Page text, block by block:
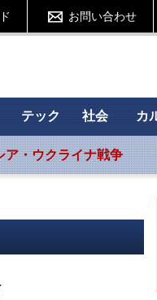
お問い合わせ
テック 社会 カ
ア・ウクライナ戦争